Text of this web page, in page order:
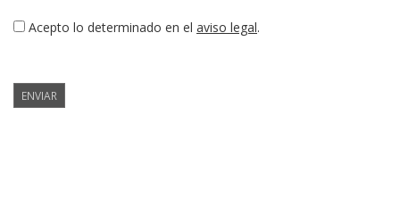
Acepto lo determinado en el aviso legal.
ENVIAR